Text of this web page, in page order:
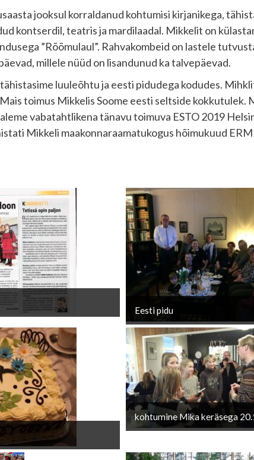
jooksul korraldanud kohtumisi kirjanikega,
kontserdil, teatris ja mardilaadal. Mikkelit on
”Rõõmulaul”. Rahvakombeid on lastele
millele nüüd on lisandunud ka talvepäevad.
luuleõhtu ja eesti pidudega kodudes.
toimus Mikkelis Soome eesti seltside
vabatahtlikena tänavu toimuva ESTO 2019
Mikkeli maakonnaraamatukogus hõimukuud
Eesti pidu
kohtumine Mika keräsega